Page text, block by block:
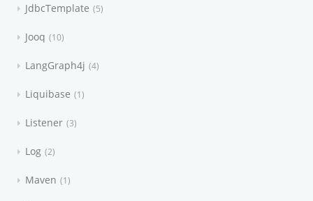
JdbcTemplate 5
Jooq 10
LangGraph4j 4
Liquibase 1
Listener 3
Log 2
Maven 1